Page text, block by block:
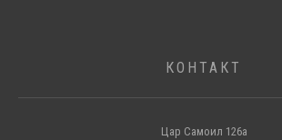
КОНТАКТ
Цар Самоил 126а